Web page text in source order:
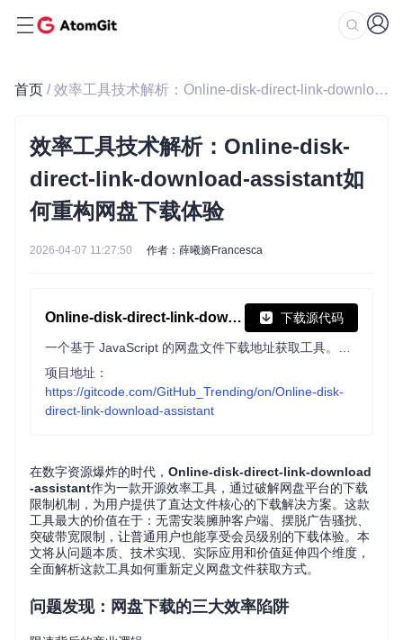
首页 / 效率工具技术解析：Online-disk-direct-link-download-assistant如何重构网盘下载体验
效率工具技术解析：Online-disk-
direct-link-download-assistant如
何重构网盘下载体验
2026-04-07 11:27:50 作者：薛曦旖Francesca
Online-disk-direct-link-download-assistant 下载源代码
项目地址：
https://gitcode.com/GitHub_Trending/on/Online-disk-
direct-link-download-assistant
在数字资源爆炸的时代， Online-disk-direct-link-download
-assistant作为一款开源效率工具，通过破解网盘平台的下载
限制机制，为用户提供了直达文件核心的下载解决方案。这款
工具最大的价值在于：无需安装臃肿客户端、摆脱广告骚扰、
突破带宽限制，让普通用户也能享受会员级别的下载体验。本
文将从问题本质、技术实现、实际应用和价值延伸四个维度，
全面解析这款工具如何重新定义网盘文件获取方式。
问题发现：网盘下载的三大效率陷阱